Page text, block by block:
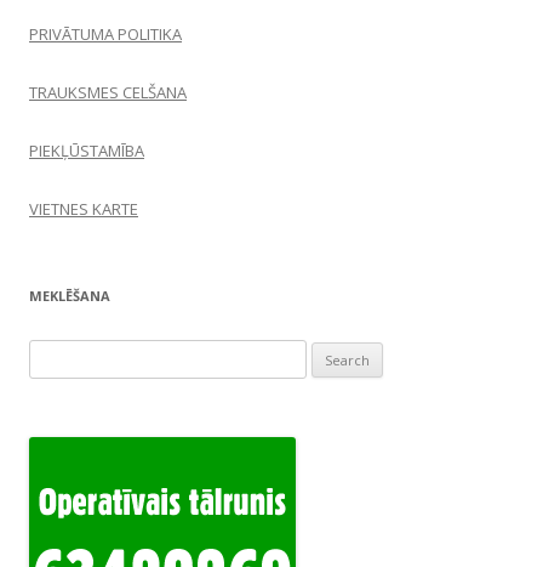
PRIVĀTUMA POLITIKA
TRAUKSMES CELŠANA
PIEKĻŪSTAMĪBA
VIETNES KARTE
MEKLĒŠANA
for: